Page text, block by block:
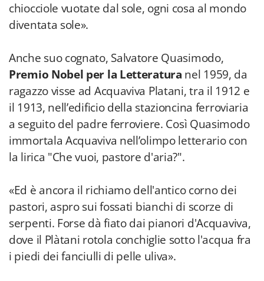
chiocciole vuotate dal sole, ogni cosa al mondo
diventata sole».
Anche suo cognato, Salvatore Quasimodo,
Premio Nobel per la Letteratura nel 1959, da
ragazzo visse ad Acquaviva Platani, tra il 1912 e
il 1913, nell’edificio della stazioncina ferroviaria
a seguito del padre ferroviere. Così Quasimodo
immortala Acquaviva nell’olimpo letterario con
la lirica "Che vuoi, pastore d'aria?".
«Ed è ancora il richiamo dell'antico corno dei
pastori, aspro sui fossati bianchi di scorze di
serpenti. Forse dà fiato dai pianori d'Acquaviva,
dove il Plàtani rotola conchiglie sotto l'acqua fra
i piedi dei fanciulli di pelle uliva».